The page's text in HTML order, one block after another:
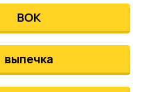
ВОК
выпечка